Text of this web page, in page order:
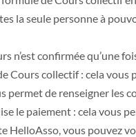
la seule personne à
n’est confirmée qu’une
Cours collectif : cela
permet de renseigner les
le paiement : cela vous
HelloAsso, vous pouvez